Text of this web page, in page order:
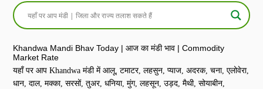
Khandwa Mandi Bhav Today | आज का मंडी भाव | Commodity
Market Rate
यहाँ पर आप Khandwa मंडी में आलू, टमाटर, लहसुन, प्याज, अदरक, चना, एलोवेरा,
धान, दाल, मक्का, सरसों, तुअर, धनिया, मुंग, लहसून, उड़द, मैथी, सोयाबीन,